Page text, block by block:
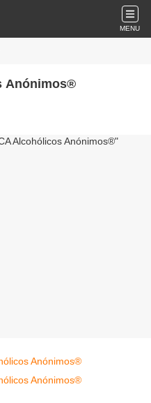
MENU
Anónimos®